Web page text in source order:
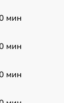
мин
мин
мин